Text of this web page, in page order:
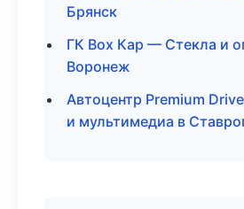
Брянск
ГК Box Кар — Стекла и
Воронеж
Автоцентр Premium
и мультимедиа в